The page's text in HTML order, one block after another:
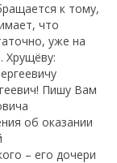
к тому,
что
уже на
Хрущёву:
Пишу Вам
об оказании
– его дочери